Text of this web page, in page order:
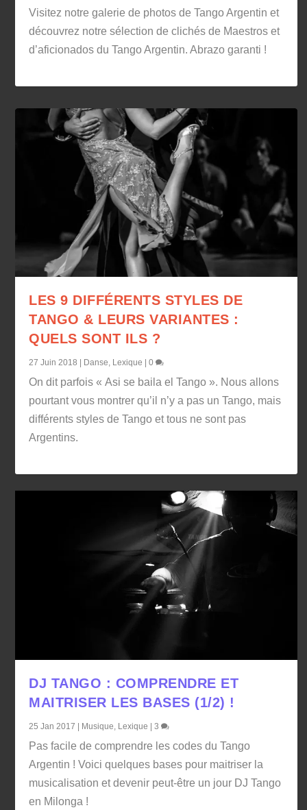
Visitez notre galerie de photos de Tango Argentin et
découvrez notre sélection de clichés de Maestros et
d’aficionados du Tango Argentin. Abrazo garanti !
LES 9 DIFFÉRENTS STYLES DE
TANGO & LEURS VARIANTES :
QUELS SONT ILS ?
27 Juin 2018 Danse, Lexique |0
On dit parfois « Asi se baila el Tango ». Nous allons
pourtant vous montrer qu’il n’y a pas un Tango, mais
différents styles de Tango et tous ne sont pas
Argentins.
DJ TANGO : COMPRENDRE ET
MAITRISER LES BASES (1/2) !
25 Jan 2017 | Musique, Lexique |3
Pas facile de comprendre les codes du Tango
Argentin ! Voici quelques bases pour maitriser la
musicalisation et devenir peut-être un jour DJ Tango
en Milonga !